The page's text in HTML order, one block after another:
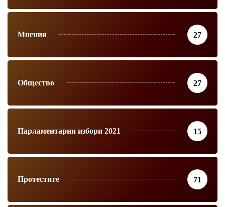
Мнения 27
Общество 27
Парламентарни избори 2021 15
Протестите 71